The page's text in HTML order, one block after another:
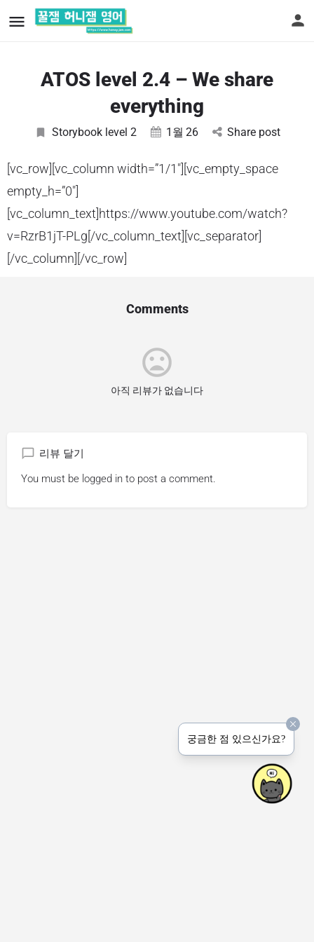
ATOS level 2.4 – We share
everything
Storybook level 2 1월 26 Share post
[vc_row][vc_column width=”1/1″][vc_empty_space
empty_h=”0″]
[vc_column_text]https://www.youtube.com/watch?
v=RzrB1jT-PLg[/vc_column_text][vc_separator]
[/vc_column][/vc_row]
Comments
아직 리뷰가 없습니다
리뷰 달기
You must be logged in to post a comment.
궁금한 점 있으신가요?